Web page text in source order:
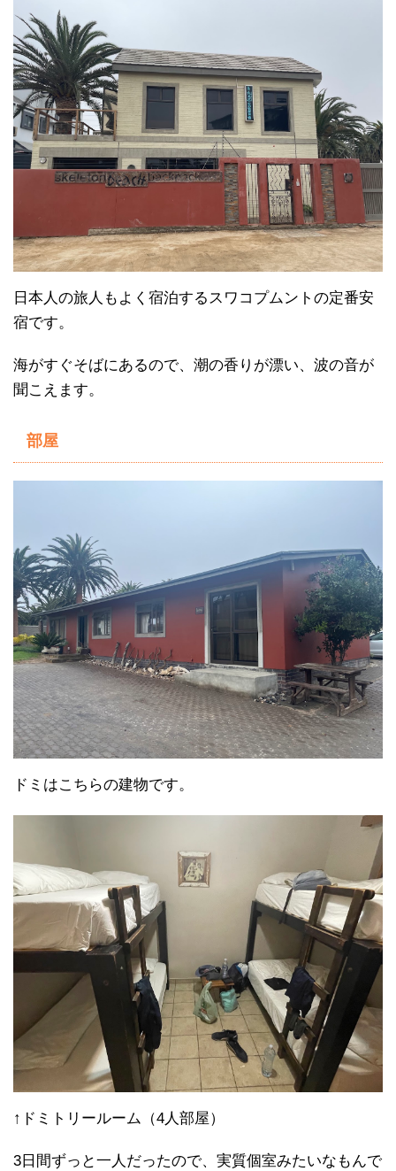
日本人の旅人もよく宿泊するスワコプムントの定番安
宿です。
海がすぐそばにあるので、潮の香りが漂い、波の音が
聞こえます。
部屋
ドミはこちらの建物です。
↑ドミトリールーム（4人部屋）
3日間ずっと一人だったので、実質個室みたいなもんで